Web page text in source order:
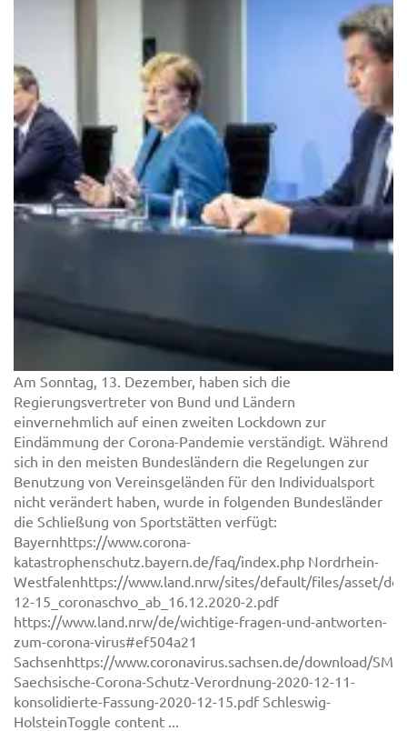
Am Sonntag, 13. Dezember, haben sich die
Regierungsvertreter von Bund und Ländern
einvernehmlich auf einen zweiten Lockdown zur
Eindämmung der Corona-Pandemie verständigt. Während
sich in den meisten Bundesländern die Regelungen zur
Benutzung von Vereinsgeländen für den Individualsport
nicht verändert haben, wurde in folgenden Bundesländer
die Schließung von Sportstätten verfügt:
Bayernhttps://www.corona-
katastrophenschutz.bayern.de/faq/index.php Nordrhein-
Westfalenhttps://www.land.nrw/sites/default/files/asset/
12-15_coronaschvo_ab_16.12.2020-2.pdf
https://www.land.nrw/de/wichtige-fragen-und-antworten-
zum-corona-virus#ef504a21
Sachsenhttps://www.coronavirus.sachsen.de/download/SMS-
Saechsische-Corona-Schutz-Verordnung-2020-12-11-
konsolidierte-Fassung-2020-12-15.pdf Schleswig-
HolsteinToggle content ...